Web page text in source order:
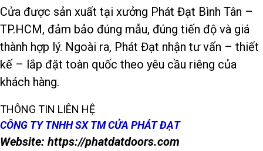
Cửa được sản xuất tại xưởng Phát Đạt Bình Tân –
TP.HCM, đảm bảo đúng mẫu, đúng tiến độ và giá
thành hợp lý. Ngoài ra, Phát Đạt nhận tư vấn – thiết
kế – lắp đặt toàn quốc theo yêu cầu riêng của
khách hàng.
THÔNG TIN LIÊN HỆ
CÔNG TY TNHH SX TM CỬA PHÁT ĐẠT
Website: https://phatdatdoors.com